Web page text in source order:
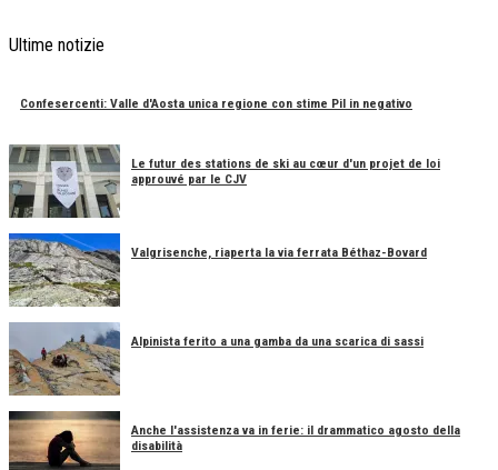
Ultime notizie
Confesercenti: Valle d'Aosta unica regione con stime Pil in negativo
Le futur des stations de ski au cœur d'un projet de loi
approuvé par le CJV
Valgrisenche, riaperta la via ferrata Béthaz-Bovard
Alpinista ferito a una gamba da una scarica di sassi
Anche l'assistenza va in ferie: il drammatico agosto della
disabilità